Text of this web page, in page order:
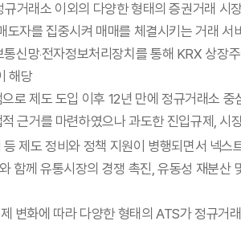
래소 이외의 다양한 형태의 증권거래 시
도자를 집중시켜 매매를 체결시키는 거래
신망‧전자정보처리장치를 통해 KRX 상장
해당
제도 도입 이후 12년 만에 정규거래소
근거를 마련하였으나 과도한 진입규제,
제도 정비와 정책 지원이 병행되면서 넥스
함께 유통시장의 경쟁 촉진, 유동성 재분
변화에 따라 다양한 형태의 ATS가 정규